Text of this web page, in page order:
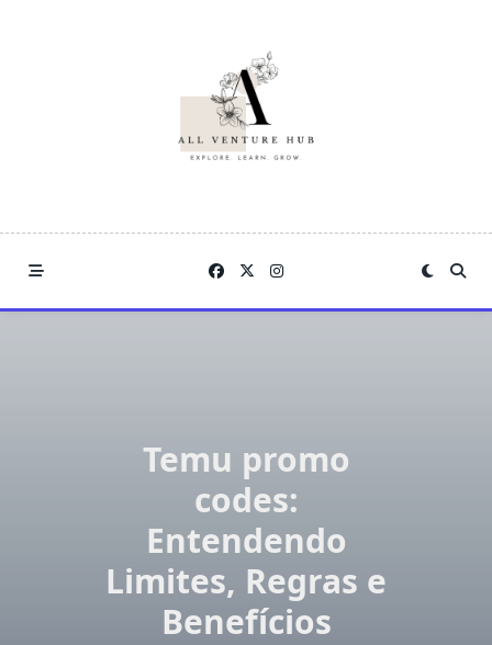
Temu promo
codes:
Entendendo
Limites, Regras e
Benefícios